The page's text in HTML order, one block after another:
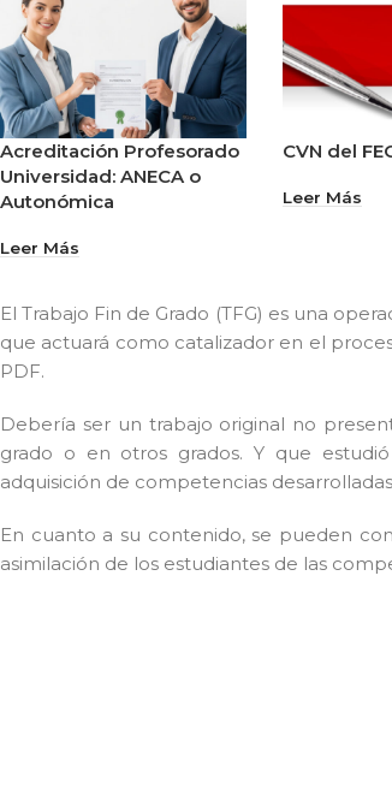
Acreditación Profesorado
Universidad: ANECA o
Autonómica
Leer Más
CVN del
Leer Más
El Trabajo Fin de Grado (TFG) es una
que actuará como catalizador en el
PDF.
Debería ser un trabajo original no
grado o en otros grados. Y que
adquisición de competencias
En cuanto a su contenido, se pueden
asimilación de los estudiantes de las